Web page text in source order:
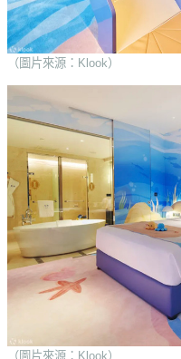
（圖片來源：Klook）
（圖片來源：Klook）